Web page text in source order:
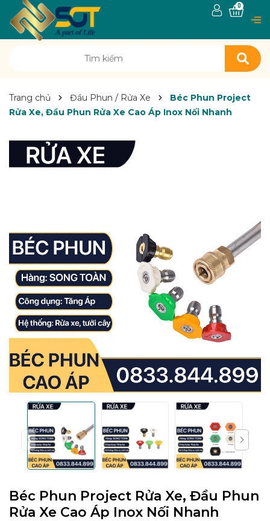
0
Trang chủ Đầu Phun / Rửa Xe
Béc Phun Project
Rửa Xe, Đầu Phun Rửa Xe Cao Áp Inox Nối Nhanh
Béc Phun Project Rửa Xe, Đầu Phun
Rửa Xe Cao Áp Inox Nối Nhanh